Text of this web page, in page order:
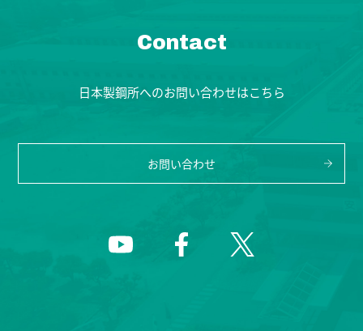
Contact
日本製鋼所へのお問い合わせはこちら
お問い合わせ